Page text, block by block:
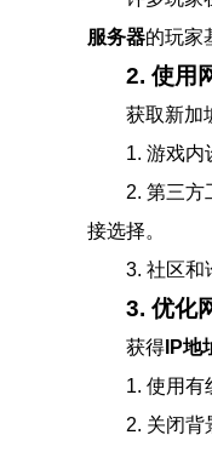
服务器的玩家
2. 使用
获取新加
1. 游戏内
2. 第三方
接选择。
3. 社区和
3. 优化
获得 IP地
1. 使用有
2. 关闭背